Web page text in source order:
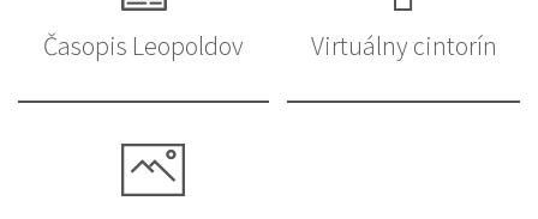
Časopis Leopoldov Virtuálny cintorín